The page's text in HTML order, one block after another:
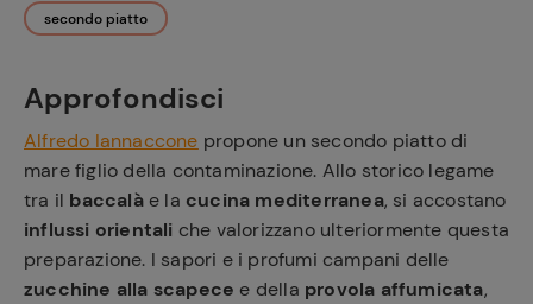
secondo piatto
Approfondisci
Alfredo Iannaccone propone un secondo piatto di
mare figlio della contaminazione. Allo storico legame
tra il baccalà e la cucina mediterranea, si accostano
influssi orientali che valorizzano ulteriormente questa
preparazione. I sapori e i profumi campani delle
zucchine alla scapece e della provola affumicata,